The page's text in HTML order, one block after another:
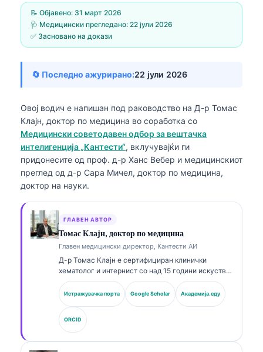
📝 Објавено: 31 март 2026
🩺 Медицински прегледано: 22 јули 2026
✅ Засновано на докази
🔄 Последно ажурирано:22 јули 2026
Овој водич е напишан под раководство на Д-р Томас
Клајн, доктор по медицина во соработка со
Медицински советодавен одбор за вештачка
интелигенција „Кантести“, вклучувајќи ги
придонесите од проф. д-р Ханс Вебер и медицинскиот
преглед од д-р Сара Мичел, доктор по медицина,
доктор на науки.
ГЛАВЕН АВТОР
Томас Клајн, доктор по медицина
Главен медицински директор, Кантести АИ
Д-р Томас Клајн е сертифициран клинички
хематолог и интернист со над 15 години искуство
во лабораториска медицина и клиничка анализа
потпомогната со ВИ. Како главен медицински
директор во Kantesti AI, тој обезбедува клинички
надзор над медицинската точност на
сопственичката невронска мрежа. Д-р Клајн има
објавено обемно на теми поврзани со
интерпретација на биомаркери и лабораториска
Истражувачка порта Google Scholar Академија.еду
ORCID